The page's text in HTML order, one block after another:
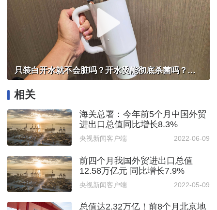
只装白开水就不会脏吗？开水烫能彻底杀菌吗？感控专家详解“吸管杯”藏菌真相｜都视频·热观察
相关
海关总署：今年前5个月中国外贸
进出口总值同比增长8.3%
央视新闻客户端 2022-06-09
前四个月我国外贸进出口总值
12.58万亿元 同比增长7.9%
央视新闻客户端 2022-05-09
总值达2.32万亿！前8个月北京地